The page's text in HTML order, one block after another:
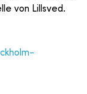
von Lillsved.